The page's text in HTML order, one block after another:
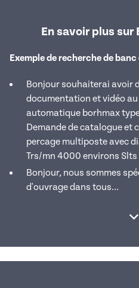
En savoir plus sur
Exemple de recherche de
Bonjour souhaiterai avoir
documentation et vidéo
automatique borhmax
Demande de catalogue et
percage multiposte avec
Trs/mn 4000 environs Slts
Bonjour, nous sommes
d'ouvrage dans tous...